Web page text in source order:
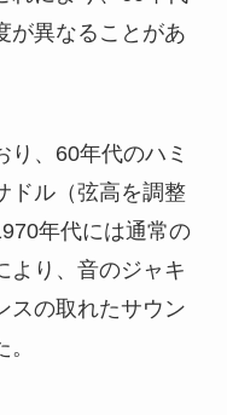
が異なることがあ
、60年代のハミ
ドル（弦高を調整
年代には通常の
より、音のジャキ
スの取れたサウン